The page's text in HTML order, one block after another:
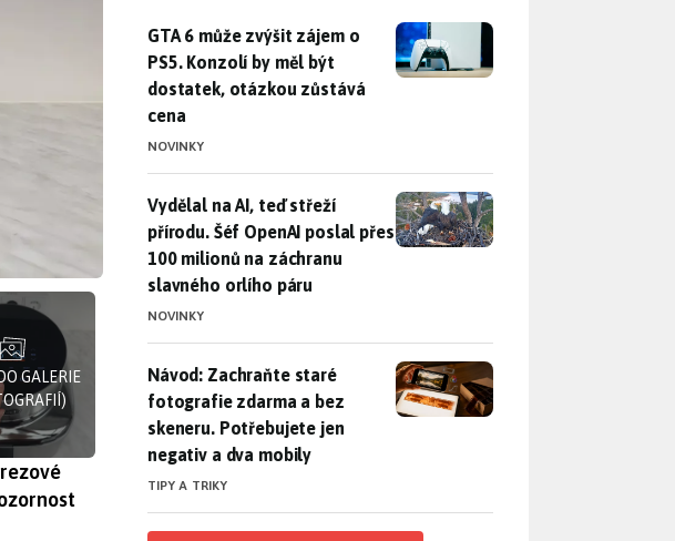
GALERIE
GTA 6 může zvýšit zájem o PS5. Konzolí by měl být dostatek,
GTA 6 může zvýšit zájem o
PS5. Konzolí by měl být
dostatek, otázkou zůstává
cena
NOVINKY
Vydělal na AI, teď střeží přírodu. Šéf OpenAI poslal přes 100
Vydělal na AI, teď střeží
přírodu. Šéf OpenAI poslal přes
100 milionů na záchranu
slavného orlího páru
NOVINKY
Návod: Zachraňte staré fotografie zdarma a bez skeneru.
Návod: Zachraňte staré
fotografie zdarma a bez
skeneru. Potřebujete jen
negativ a dva mobily
TIPY A TRIKY